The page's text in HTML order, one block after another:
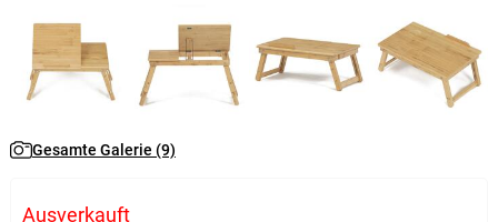
Gesamte Galerie (9)
Ausverkauft